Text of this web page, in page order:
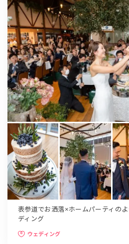
表参道でお洒落×ホームパーティの
ディング
ウェディング